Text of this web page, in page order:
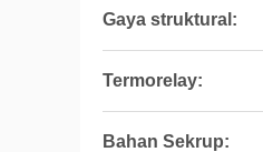
Gaya struktural:
Termorelay:
Bahan Sekrup: